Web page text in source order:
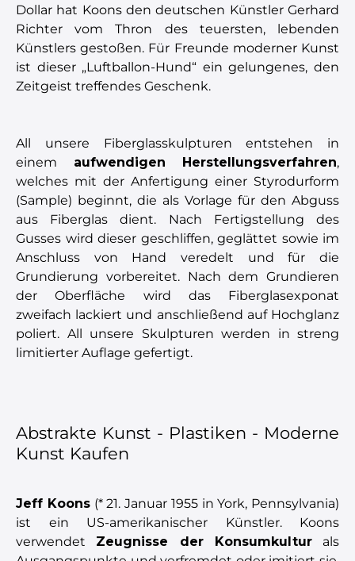
Dollar hat Koons den deutschen Künstler Gerhard
Richter vom Thron des teuersten, lebenden
Künstlers gestoßen. Für Freunde moderner Kunst
ist dieser „Luftballon-Hund“ ein gelungenes, den
Zeitgeist treffendes Geschenk.
All unsere Fiberglasskulpturen entstehen in
einem aufwendigen Herstellungsverfahren,
welches mit der Anfertigung einer Styrodurform
(Sample) beginnt, die als Vorlage für den Abguss
aus Fiberglas dient. Nach Fertigstellung des
Gusses wird dieser geschliffen, geglättet sowie im
Anschluss von Hand veredelt und für die
Grundierung vorbereitet. Nach dem Grundieren
der Oberfläche wird das Fiberglasexponat
zweifach lackiert und anschließend auf Hochglanz
poliert. All unsere Skulpturen werden in streng
limitierter Auflage gefertigt.
Abstrakte Kunst - Plastiken - Moderne
Kunst Kaufen
Jeff Koons(* 21. Januar 1955 in York, Pennsylvania)
ist ein US-amerikanischer Künstler. Koons
verwendet Zeugnisse der Konsumkulturals